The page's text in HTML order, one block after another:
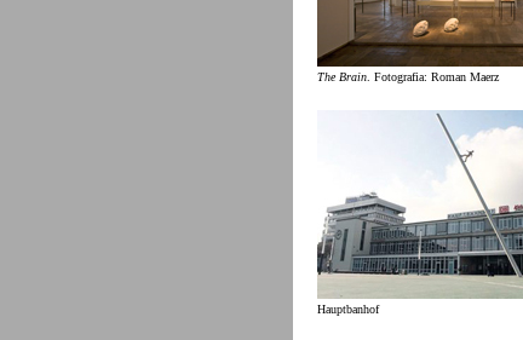
The Brain . Fotografia: Roman Maerz
Hauptbanhof